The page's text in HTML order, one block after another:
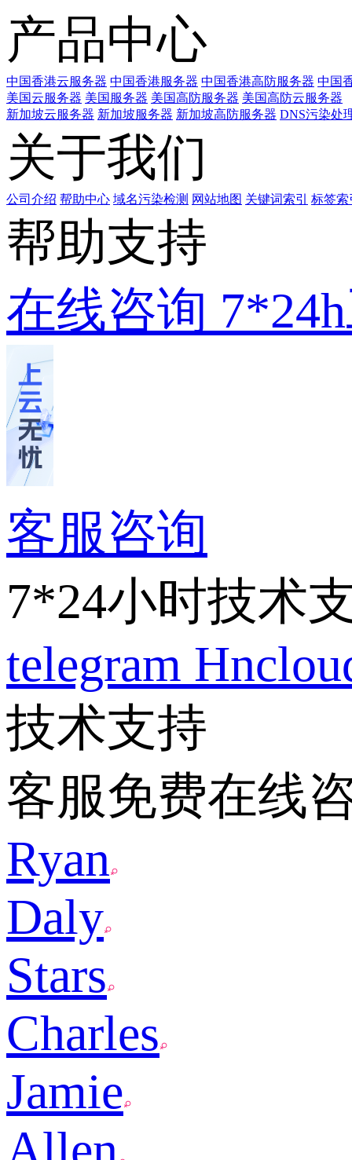
产品中心
中国香港云服务器 中国香港服务器 中国香港高防服务器 中国
美国云服务器 美国服务器 美国高防服务器 美国高防云服务器
新加坡云服务器 新加坡服务器 新加坡高防服务器 DNS污染处
关于我们
公司介绍 帮助中心 域名污染检测 网站地图 关键词索引 标签索
帮助支持
在线咨询
客服咨询
7*24小时技术
telegram
技术支持
客服免费在线
Ryan
Daly
Stars
Charles
Jamie